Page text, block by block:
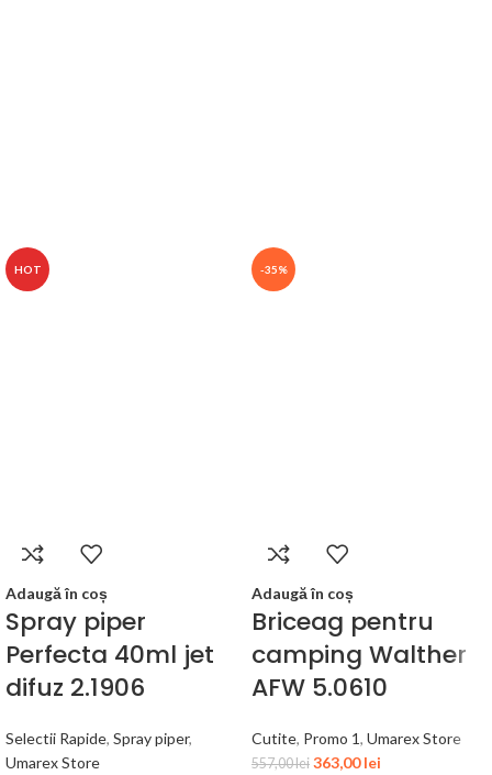
HOT
Adaugă în coș
Spray piper
Perfecta 40ml jet
difuz 2.1906
Selectii Rapide, Spray piper,
Umarex Store
-35%
Adaugă în coș
Briceag pentru
camping Walther
AFW 5.0610
Cutite, Promo 1, Umarex Store
557,00lei 363,00lei